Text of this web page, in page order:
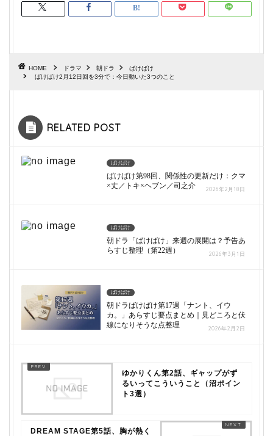
HOME ドラマ 朝ドラ
ばけばけ
ばけばけ2月12日回を3分で：今日動いた3つのこと
RELATED POST
ばけばけ
ばけばけ第98回、関係性の更新だけ：クマ
×丈／トキ×ヘブン／司之介
2026年2月18日
ばけばけ
朝ドラ「ばけばけ」来週の展開は？予告あ
らすじ整理（第22週）
2026年3月1日
ばけばけ
朝ドラばけばけ第17週「ナント、イウ
カ。」あらすじ要点まとめ｜見どころと伏
線になりそうな点整理
2026年2月2日
ゆかりくん第2話、ギャップがず
るいってこういうこと（沼ポイン
ト3選）
DREAM STAGE第5話、胸が熱く